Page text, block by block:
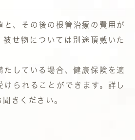
と、その後の根管治療の費用が
被せ物については別途頂戴いた
たしている場合、健康保険を適
けられることができます。詳し
きください。